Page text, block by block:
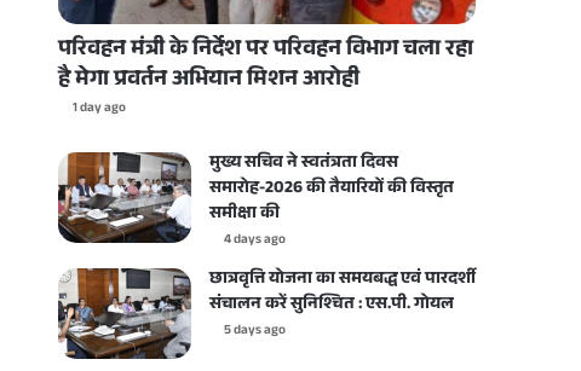
परिवहन मंत्री के निर्देश पर परिवहन विभाग चला रहा
है मेगा प्रवर्तन अभियान मिशन आरोही
1 day ago
मुख्य सचिव ने स्वतंत्रता दिवस
समारोह-2026 की तैयारियों की विस्तृत
समीक्षा की
4 days ago
छात्रवृत्ति योजना का समयबद्ध एवं पारदर्शी
संचालन करें सुनिश्चित : एस.पी. गोयल
5 days ago